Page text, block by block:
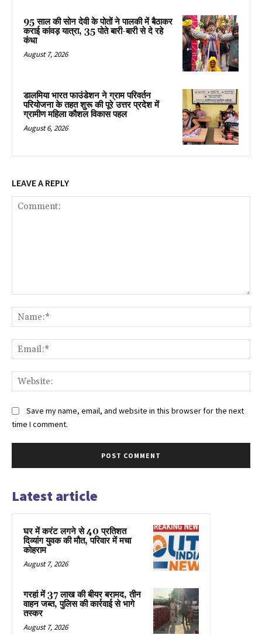
95 साल की सोन देवी के पोतों ने पालकी में बैठाकर
कराई कांवड़ यात्रा, 35 पोते बारी-बारी से दे रहे
कंधा
August 7, 2026
डालमिया भारत फाउंडेशन ने ग्राम परिवर्तन
परियोजना के तहत शुरू की पूरे उत्तर प्रदेश में
ग्रामीण महिला कौशल विकास पहल
August 6, 2026
LEAVE A REPLY
Save my name, email, and website in this browser for the next
time I comment.
Latest article
घर में करंट लगने से 40 प्रतिशत
दिव्यांग युवक की मौत, परिवार में मचा
कोहराम
August 7, 2026
गरहां में 37 लाख की बीयर बरामद, तीन
वाहन जब्त, पुलिस की कार्रवाई से भागे
तस्कर
August 7, 2026